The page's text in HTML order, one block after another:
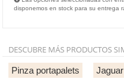
disponemos en stock para su entrega
DESCUBRE MÁS PRODUCTOS
Pinza portapalets Jaguar